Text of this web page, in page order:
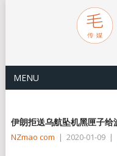
MENU
伊朗拒送乌航坠机黑匣子
NZmao com | 2020-01-09 |